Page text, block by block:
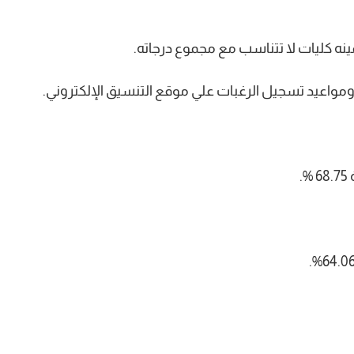
ومواعيد تسجيل الرغبات علي موقع التنسيق الإلكتروني.